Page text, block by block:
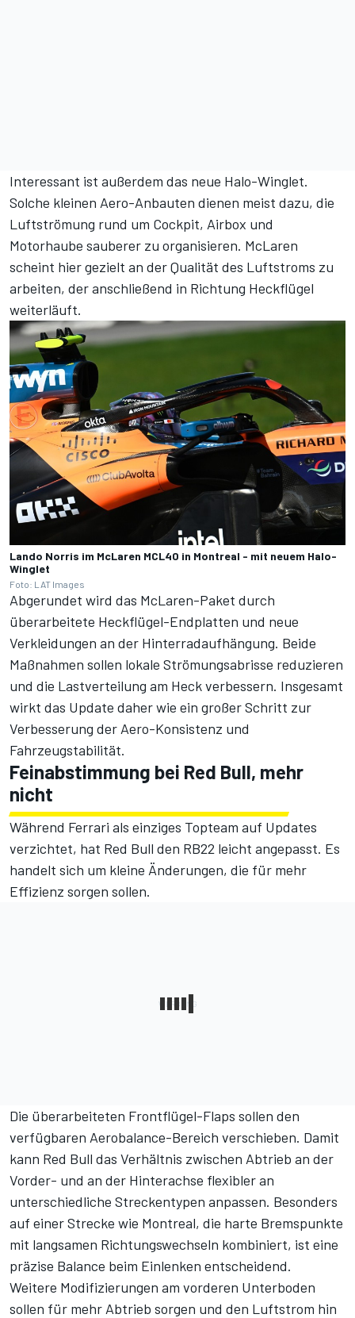
Interessant ist außerdem das neue Halo-Winglet.
Solche kleinen Aero-Anbauten dienen meist dazu, die
Luftströmung rund um Cockpit, Airbox und
Motorhaube sauberer zu organisieren. McLaren
scheint hier gezielt an der Qualität des Luftstroms zu
arbeiten, der anschließend in Richtung Heckflügel
weiterläuft.
Lando Norris im McLaren MCL40 in Montreal - mit neuem Halo-
Winglet
Foto: LAT Images
Abgerundet wird das McLaren-Paket durch
überarbeitete Heckflügel-Endplatten und neue
Verkleidungen an der Hinterradaufhängung. Beide
Maßnahmen sollen lokale Strömungsabrisse reduzieren
und die Lastverteilung am Heck verbessern. Insgesamt
wirkt das Update daher wie ein großer Schritt zur
Verbesserung der Aero-Konsistenz und
Fahrzeugstabilität.
Feinabstimmung bei Red Bull, mehr
nicht
Während Ferrari als einziges Topteam auf Updates
verzichtet, hat Red Bull den RB22 leicht angepasst. Es
handelt sich um kleine Änderungen, die für mehr
Effizienz sorgen sollen.
Die überarbeiteten Frontflügel-Flaps sollen den
verfügbaren Aerobalance-Bereich verschieben. Damit
kann Red Bull das Verhältnis zwischen Abtrieb an der
Vorder- und an der Hinterachse flexibler an
unterschiedliche Streckentypen anpassen. Besonders
auf einer Strecke wie Montreal, die harte Bremspunkte
mit langsamen Richtungswechseln kombiniert, ist eine
präzise Balance beim Einlenken entscheidend.
Weitere Modifizierungen am vorderen Unterboden
sollen für mehr Abtrieb sorgen und den Luftstrom hin